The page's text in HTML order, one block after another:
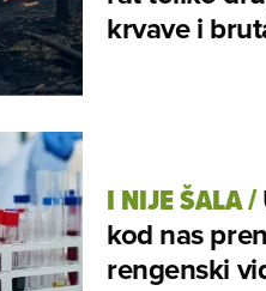
krvave i
I NIJE ŠALA/
kod nas
rengenski